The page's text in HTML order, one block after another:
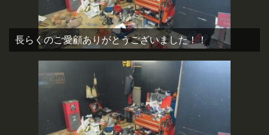
長らくのご愛顧ありがとうございました！！